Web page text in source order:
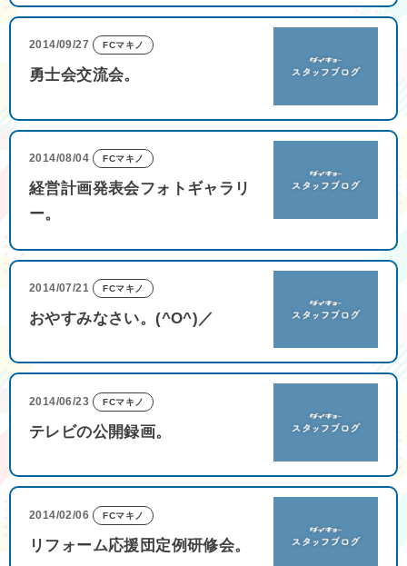
2014/09/27 FCマキノ
勇士会交流会。
2014/08/04 FCマキノ
経営計画発表会フォトギャラリ
ー。
2014/07/21 FCマキノ
おやすみなさい。(^O^)／
2014/06/23 FCマキノ
テレビの公開録画。
2014/02/06 FCマキノ
リフォーム応援団定例研修会。